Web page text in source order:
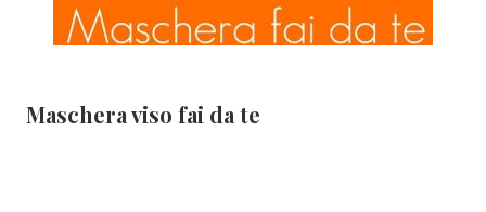
Maschera viso fai da te